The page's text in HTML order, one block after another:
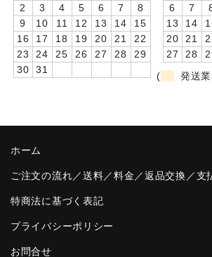
卒業記念品
音声入りフォトフレームクロック(集合)
音声入りフォトフレームクロック(校歌)
目覚まし時計(集合)
温湿度計付目覚まし時計
制服メモリー
2
3 4 5 6 7
8
9
10 11 12 13 14
15
16
17 18 19 20 21
22
23
24 25 26 27 28
29
30
31
6
7
13
14
20
21
27
28
(
発送
ホーム
ご注文の流れ／送料／料金／返品交換／支
特商法に基づく表記
プライバシーポリシー
お問合せ